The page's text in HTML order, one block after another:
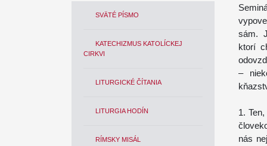
SVÄTÉ PÍSMO
KATECHIZMUS KATOLÍCKEJ
CIRKVI
LITURGICKÉ ČÍTANIA
LITURGIA HODÍN
RÍMSKY MISÁL
sám.
ktorí
–
1.
nás